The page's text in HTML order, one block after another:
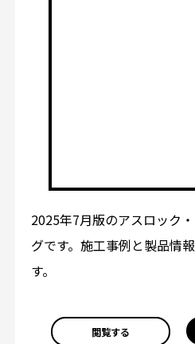
2025年7月版のアスロック
グです。施工事例と製品情
す。
閲覧する